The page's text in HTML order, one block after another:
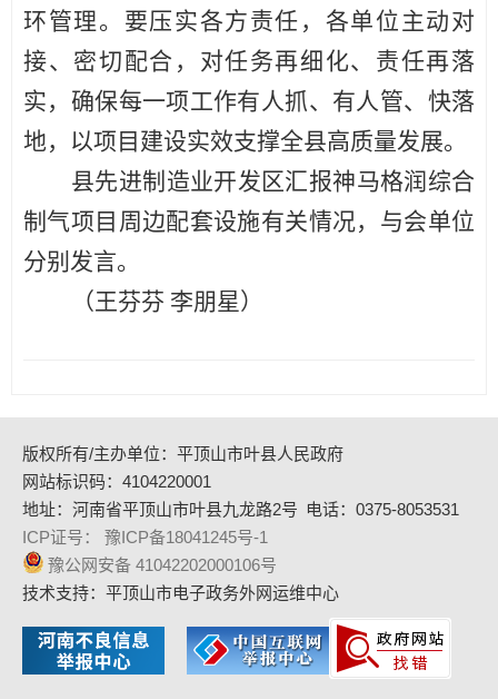
环管理。要压实各方责任，各单位主动对
接、密切配合，对任务再细化、责任再落
实，确保每一项工作有人抓、有人管、快落
地，以项目建设实效支撑全县高质量发展。
县先进制造业开发区汇报神马格润综合
制气项目周边配套设施有关情况，与会单位
分别发言。
（王芬芬 李朋星）
版权所有/主办单位：平顶山市叶县人民政府
网站标识码：4104220001
地址：河南省平顶山市叶县九龙路2号 电话：0375-8053531
ICP证号： 豫ICP备18041245号-1
豫公网安备 41042202000106号
技术支持：平顶山市电子政务外网运维中心